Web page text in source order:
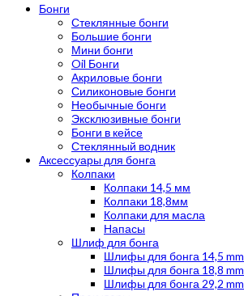
Бонги
Стеклянные бонги
Большие бонги
Мини бонги
Oil Бонги
Акриловые бонги
Силиконовые бонги
Необычные бонги
Эксклюзивные бонги
Бонги в кейсе
Стеклянный водник
Аксессуары для бонга
Колпаки
Колпаки 14,5 мм
Колпаки 18,8мм
Колпаки для масла
Напасы
Шлиф для бонга
Шлифы для бонга 14,5 mm
Шлифы для бонга 18,8 mm
Шлифы для бонга 29,2 mm